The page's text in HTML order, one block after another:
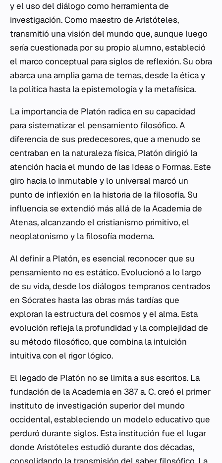
y el uso del diálogo como herramienta de
investigación. Como maestro de Aristóteles,
transmitió una visión del mundo que, aunque luego
sería cuestionada por su propio alumno, estableció
el marco conceptual para siglos de reflexión. Su obra
abarca una amplia gama de temas, desde la ética y
la política hasta la epistemología y la metafísica.
La importancia de Platón radica en su capacidad
para sistematizar el pensamiento filosófico. A
diferencia de sus predecesores, que a menudo se
centraban en la naturaleza física, Platón dirigió la
atención hacia el mundo de las Ideas o Formas. Este
giro hacia lo inmutable y lo universal marcó un
punto de inflexión en la historia de la filosofía. Su
influencia se extendió más allá de la Academia de
Atenas, alcanzando el cristianismo primitivo, el
neoplatonismo y la filosofía moderna.
Al definir a Platón, es esencial reconocer que su
pensamiento no es estático. Evolucionó a lo largo
de su vida, desde los diálogos tempranos centrados
en Sócrates hasta las obras más tardías que
exploran la estructura del cosmos y el alma. Esta
evolución refleja la profundidad y la complejidad de
su método filosófico, que combina la intuición
intuitiva con el rigor lógico.
El legado de Platón no se limita a sus escritos. La
fundación de la Academia en 387 a. C. creó el primer
instituto de investigación superior del mundo
occidental, estableciendo un modelo educativo que
perduró durante siglos. Esta institución fue el lugar
donde Aristóteles estudió durante dos décadas,